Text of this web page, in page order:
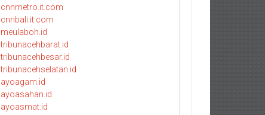
cnnmetro.it.com
cnnbali.it.com
meulaboh.id
tribunacehbarat.id
tribunacehbesar.id
tribunacehselatan.id
ayoagam.id
ayoasahan.id
ayoasmat.id